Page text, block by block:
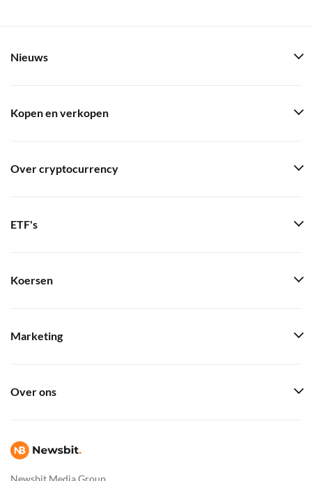
Newsbit Media Group
Nieuws
Kopen en verkopen
Over cryptocurrency
ETF's
Koersen
Marketing
Over ons